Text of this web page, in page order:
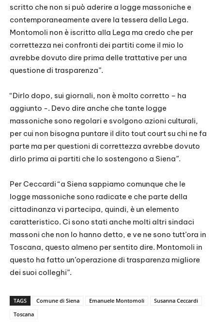
scritto che non si può aderire a logge massoniche e
contemporaneamente avere la tessera della Lega.
Montomoli non è iscritto alla Lega ma credo che per
correttezza nei confronti dei partiti come il mio lo
avrebbe dovuto dire prima delle trattative per una
questione di trasparenza”.
“Dirlo dopo, sui giornali, non è molto corretto – ha
aggiunto -. Devo dire anche che tante logge
massoniche sono regolari e svolgono azioni culturali,
per cui non bisogna puntare il dito tout court su chi ne fa
parte ma per questioni di correttezza avrebbe dovuto
dirlo prima ai partiti che lo sostengono a Siena”.
Per Ceccardi “a Siena sappiamo comunque che le
logge massoniche sono radicate e che parte della
cittadinanza vi partecipa, quindi, è un elemento
caratteristico. Ci sono stati anche molti altri sindaci
massoni che non lo hanno detto, e ve ne sono tutt’ora in
Toscana, questo almeno per sentito dire. Montomoli in
questo ha fatto un’operazione di trasparenza migliore
dei suoi colleghi”.
TAGS Comune di Siena Emanuele Montomoli
Susanna Ceccardi
Toscana